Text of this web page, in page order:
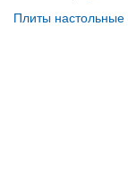
Плиты настольные